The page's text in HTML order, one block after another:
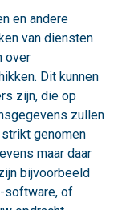
en andere
van diensten
over
Dit kunnen
zijn, die op
zullen
genomen
maar daar
bijvoorbeeld
software, of